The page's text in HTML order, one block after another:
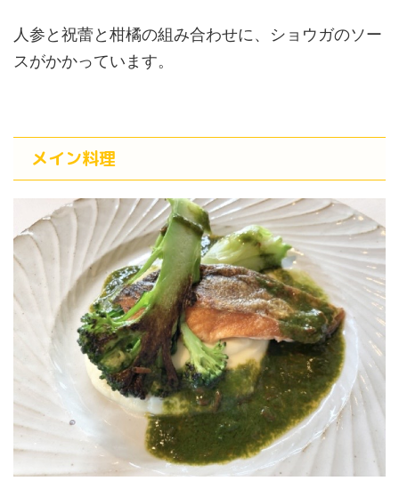
人参と祝蕾と柑橘の組み合わせに、ショウガのソー
スがかかっています。
メイン料理